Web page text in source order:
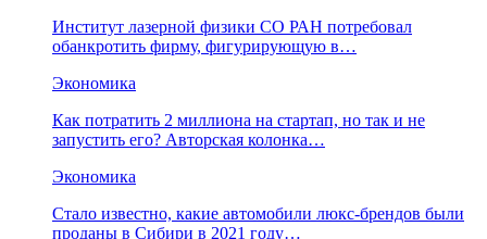
Институт лазерной физики СО РАН потребовал
обанкротить фирму, фигурирующую в…
Экономика
Как потратить 2 миллиона на стартап, но так и не
запустить его? Авторская колонка…
Экономика
Стало известно, какие автомобили люкс-брендов были
проданы в Сибири в 2021 году…